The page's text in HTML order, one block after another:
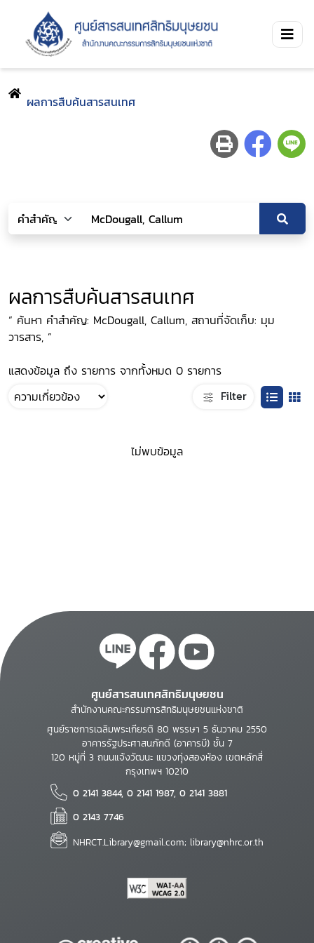
ผลการสืบค้นสารสนเทศ
ผลการสืบค้นสารสนเทศ
“ ค้นหา คำสำคัญ: McDougall, Callum, สถานที่จัดเก็บ: มุม
วารสาร, ”
แสดงข้อมูล ถึง รายการ จากทั้งหมด 0 รายการ
Filter
ไม่พบข้อมูล
ศูนย์สารสนเทศสิทธิมนุษยชน
สำนักงานคณะกรรมการสิทธิมนุษยชนแห่งชาติ
ศูนย์ราชการเฉลิมพระเกียรติ 80 พรรษา 5 ธันวาคม 2550
อาคารรัฐประศาสนภักดี (อาคารบี) ชั้น 7
120 หมู่ที่ 3 ถนนแจ้งวัฒนะ แขวงทุ่งสองห้อง เขตหลักสี่
กรุงเทพฯ 10210
0 2141 3844, 0 2141 1987, 0 2141 3881
0 2143 7746
NHRCT.Library@gmail.com; library@nhrc.or.th